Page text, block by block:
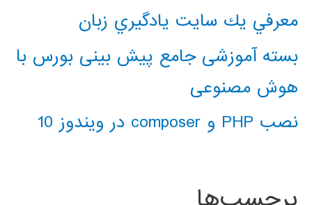
معرفي يك سايت يادگيري زبان
بسته آموزشی جامع پیش بینی بورس با
هوش مصنوعی
نصب PHP و composer در ویندوز 10